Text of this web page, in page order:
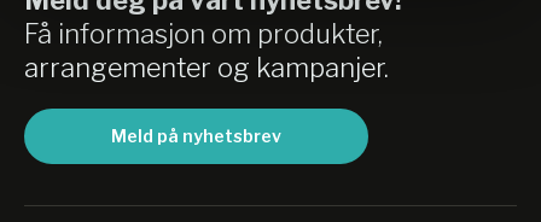
Få informasjon om produkter,
arrangementer og kampanjer.
Meld på nyhetsbrev